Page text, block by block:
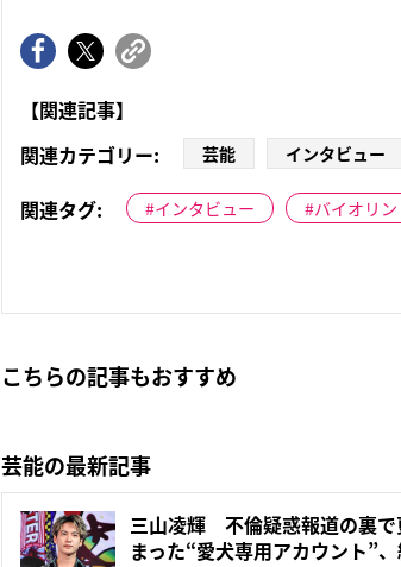
【関連記事】
関連カテゴリー:
芸能 インタビュー
関連タグ: インタビュー バイオリン
こちらの記事もおすすめ
芸能の最新記事
三山凌輝 不倫疑惑報道の裏で
まった“愛犬専用アカウント”